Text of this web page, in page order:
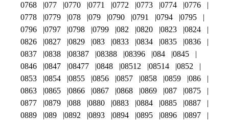
0768
077 0770 0771 0772 0773 0774
0776
0778
0779 078 079 0790 0791 0794
0795
0796
0797 0798 0799 082 0820 0823
0824
0826
0827 0829 083 0833 0834 0835
0836
0837
0838 08387 08388 08396 084
0845
0846
0847 08477 0848 08512 08514
0852
0853
0854 0855 0856 0857 0858 0859
086
0863
0865 0866 0867 0868 0869 087
0875
0877
0879 088 0880 0883 0884 0885
0887
0889
089 0892 0893 0894 0895 0896
0897